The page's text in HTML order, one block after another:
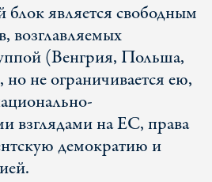
является свободным
возглавляемых
(Венгрия, Польша,
не ограничивается ею,
взглядами на ЕС, права
демократию и